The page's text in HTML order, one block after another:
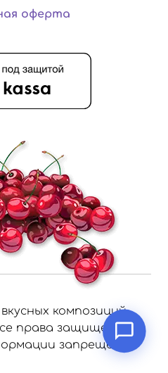
оферта
композиций
права защищены.
запрещено.